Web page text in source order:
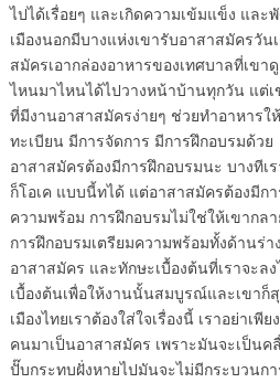
ไปได้เรื่อยๆ และเกิดความเข้มแข็ง และ
เมืองนอกมีบางแห่งเขารับอาสาสมัครวัน
สมัครเอากล่องอาหารของเทศบาลที่เข
ไหนมาไหนได้ไปวางหน้าบ้านทุกวัน แต่เ
ที่มีงานอาสาสมัครง่ายๆ ช่วยทำอาหาร
ทะเบียน มีการจัดการ มีการฝึกอบรมด้วย
อาสาสมัครต้องมีการฝึกอบรมนะ บางที
ก็โอเค แบบนี้ทได้ แต่อาสาสมัครต้องมีก
ความพร้อม การฝึกอบรมไม่ใช่ให้เขากล
การฝึกอบรมเตรียมความพร้อมทั้งด้านร่
อาสาสมัคร และทักษะเบื้องต้นที่เราจะล
เบื้องต้นเพื่อให้งานนั้นสมบูรณ์และเขาก็
เมืองไทยเราต้องใส่ใจเรื่องนี้ เราอย่าเ
คนมาเป็นอาสาสมัคร เพราะมันจะเป็น
ปั๊บกระทบฝั่งหายไปมันจะไม่มีกระบวนก